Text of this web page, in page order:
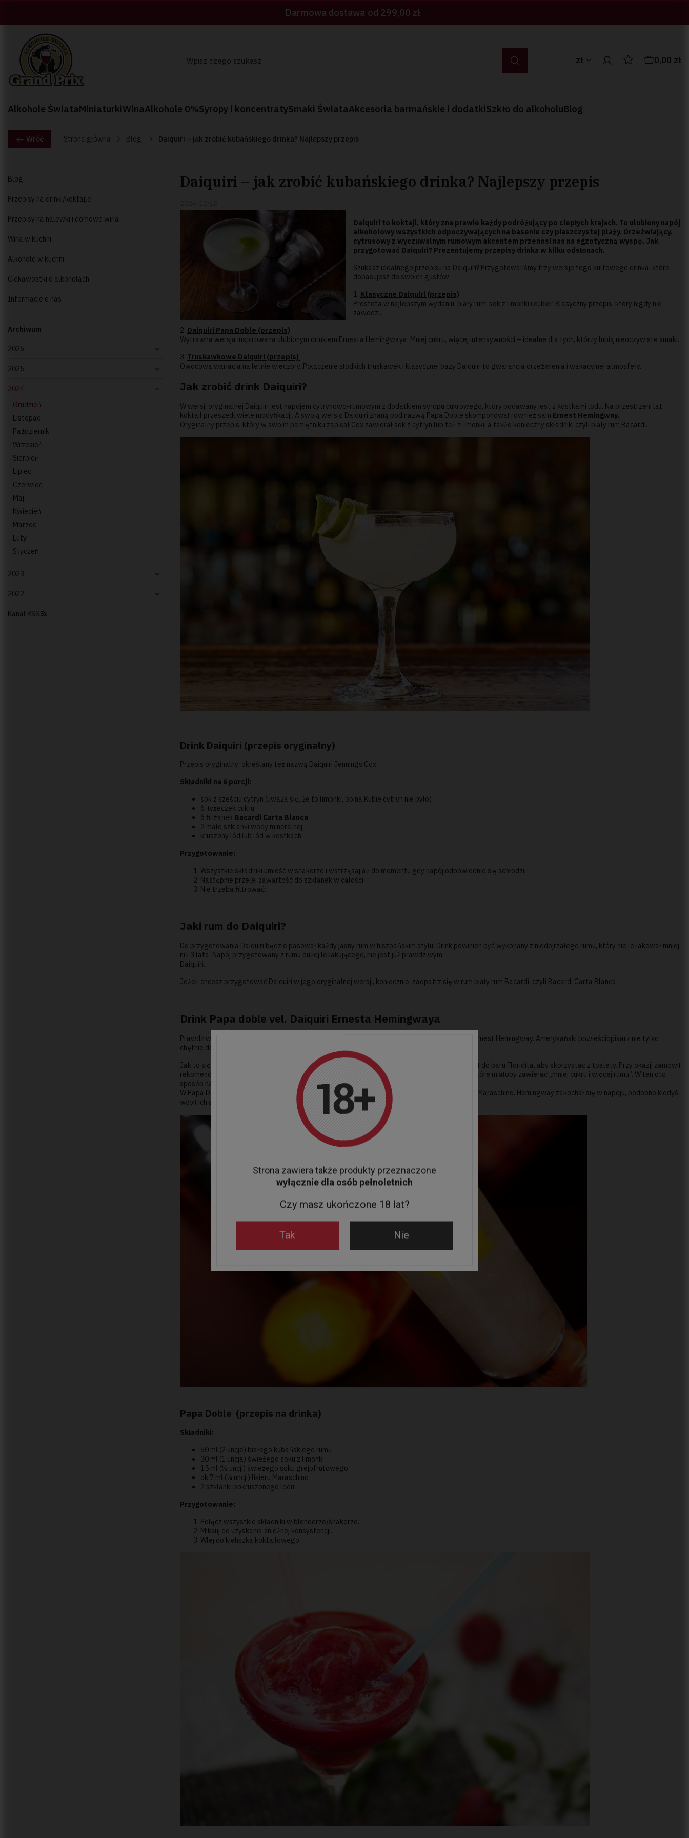
Darmowa dostawa od 299,00 zł
zł 0,00 zł
Alkohole ŚwiataMiniaturkiWinaAlkohole 0%Syropy i koncentratySmaki ŚwiataAkcesoria barmańskie i dodatkiSzkło do alkoholuBlog
Wróć Strona główna Blog Daiquiri – jak zrobić kubańskiego drinka? Najlepszy przepis
Blog
Przepisy na drinki/koktajle
Przepisy na nalewki i domowe wina
Wina w kuchni
Alkohole w kuchni
Ciekawostki o alkoholach
Informacje o nas
Archiwum
2026
2025
2024
Grudzień
Listopad
Październik
Wrzesień
Sierpień
Lipiec
Czerwiec
Maj
Kwiecień
Marzec
Luty
Styczeń
2023
2022
Kanał RSS
Daiquiri – jak zrobić kubańskiego drinka? Najlepszy przepis
Daiquiri to koktajl, który zna prawie każdy podróżujący po ciepłych krajach. To ulubiony napój
alkoholowy wszystkich odpoczywających na basenie czy piaszczystej plaży. Orzeźwiający,
cytrusowy z wyczuwalnym rumowym akcentem przenosi nas na egzotyczną wyspę. Jak
przygotować Daiquiri? Prezentujemy przepisy drinka w kilku odsłonach.
Szukasz idealnego przepisu na Daiquiri? Przygotowaliśmy trzy wersje tego kultowego drinka, które
dopasujesz do swoich gustów.
1. Klasyczne Daiquiri (przepis)
Prostota w najlepszym wydaniu: biały rum, sok z limonki i cukier. Klasyczny przepis, który nigdy nie
zawodzi.
2. Daiquiri Papa Doble (przepis)
Wytrawna wersja inspirowana ulubionym drinkiem Ernesta Hemingwaya. Mniej cukru, więcej intensywności – idealne dla tych, którzy lubią nieoczywiste smaki.
3. Truskawkowe Daiquiri (przepis)
Owocowa wariacja na letnie wieczory. Połączenie słodkich truskawek i klasycznej bazy Daiquiri to gwarancja orzeźwienia i wakacyjnej atmosfery.
Jak zrobić drink Daiquiri?
W wersji oryginalnej Daiquiri jest napojem cytrynowo-rumowym z dodatkiem syropu cukrowego, który podawany jest z kostkami lodu. Na przestrzeni lat
koktajl przeszedł wiele modyfikacji. A swoją wersję Daiquiri znaną pod nazwą Papa Doble skomponował również sam Ernest Hemingway.
Oryginalny przepis, który w swoim pamiętniku zapisał Cox zawierał sok z cytryn lub też z limonki, a także konieczny składnik, czyli biały rum Bacardi.
Drink Daiquiri (przepis oryginalny)
Przepis oryginalny określany też nazwą Daiquiri Jennings Cox
Składniki na 6 porcji:
sok z sześciu cytryn (uważa się, że to limonki, bo na Kubie cytryn nie było)
6 łyżeczek cukru
6 filiżanek Bacardi Carta Blanca
2 małe szklanki wody mineralnej
kruszony lód lub lód w kostkach
Przygotowanie:
Wszystkie składniki umieść w shakerze i wstrząsaj aż do momentu gdy napój odpowiednio się schłodzi.
Następnie przelej zawartość do szklanek w całości.
Nie trzeba filtrować.
Jaki rum do Daiquiri?
Do przygotowania Daiquiri będzie pasował każdy jasny rum w hiszpańskim stylu. Drink powinien być wykonany z niedojrzałego rumu, który nie leżakował mniej
niż 3 lata. Napój przygotowany z rumu dużej leżakującego, nie jest już prawdziwym
Daiquiri.
Jeżeli chcesz przygotować Daiquiri w jego oryginalnej wersji, koniecznie zaopatrz się w rum biały rum Bacardi, czyli Bacardi Carta Blanca.
Drink Papa doble vel. Daiquiri Ernesta Hemingwaya
Prawdziwym fanem Daiquiri był autor noweli „Stary człowiek i morze”, czyli nie kto inny tylko Ernest Hemingway. Amerykański powieściopisarz nie tylko
chętnie delektował się Daiquiri, ale od razu stworzył swoją własną wersję tego napoju.
Jak to się stało? Jak zwykle przypadkowo. Pewnego dnia na początku lat 30.XX wieku wstąpił do baru Floridita, aby skorzystać z toalety. Przy okazji zamówił
rekomendowane tam Daiquiri i wypił łyk. Po skosztowaniu poprosił o jeszcze jednego drinka, które miałoby zawierać „mniej cukru i więcej rumu”. W ten oto
sposób narodziła się
, czyli „Hemingway Daiquiri”.
W Papa Doble usunięto cukier i zastąpiono go sokiem grejpfrutowym i niewielką ilością likieru Maraschino. Hemingway zakochał się w napoju, podobno kiedyś
wypił ich aż 16 z nich za jednym razem.
Papa Doble (przepis na drinka)
Składniki:
60 ml (2 uncje) białego kubańskiego rumu
30 ml (1 uncja) świeżego soku z limonki
15 ml (½ uncji) świeżego soku grejpfrutowego
ok 7 ml (¼ uncji) likieru Maraschino
2 szklanki pokruszonego lodu
Przygotowanie:
Połącz wszystkie składniki w blenderze/shakerze.
Miksuj do uzyskania śnieżnej konsystencji.
Wlej do kieliszka koktajlowego.
Strona zawiera także produkty przeznaczone
wyłącznie dla osób pełnoletnich
Czy masz ukończone 18 lat?
Tak Nie